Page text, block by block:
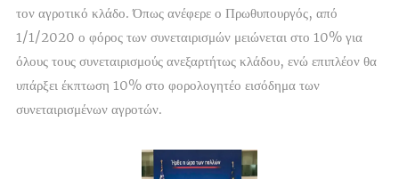
τον αγροτικό κλάδο. Όπως ανέφερε ο Πρωθυπουργός, από
1/1/2020 ο φόρος των συνεταιρισμών μειώνεται στο 10% για
όλους τους συνεταιρισμούς ανεξαρτήτως κλάδου, ενώ επιπλέον θα
υπάρξει έκπτωση 10% στο φορολογητέο εισόδημα των
συνεταιρισμένων αγροτών.